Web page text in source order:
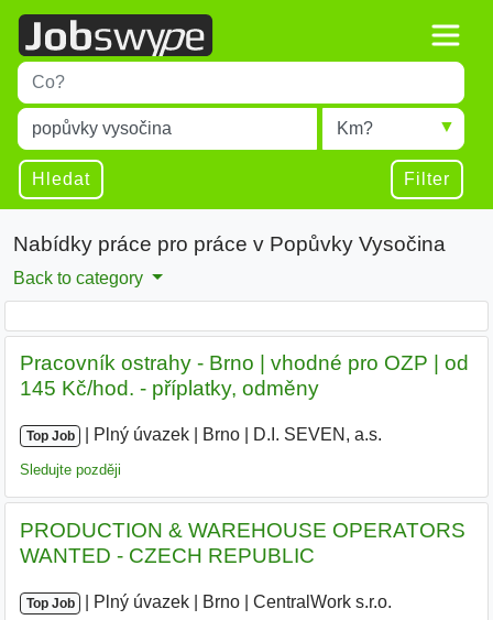
Title
Type 1 or more characters for results.
Místo
Type 1 or more characters for results.
Radius
Hledat Filter
Nabídky práce pro práce v Popůvky Vysočina
Back to category
Pracovník ostrahy - Brno | vhodné pro OZP | od
145 Kč/hod. - příplatky, odměny
Top Job Plný úvazek Brno D.I. SEVEN, a.s.
Sledujte později
PRODUCTION & WAREHOUSE OPERATORS
WANTED - CZECH REPUBLIC
Top Job Plný úvazek Brno CentralWork s.r.o.